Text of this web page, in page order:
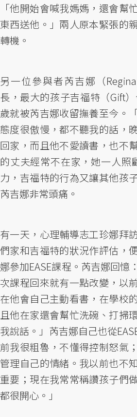
「他開始會喊我媽媽，還會幫
東西送他。」兩人原本緊張的
轉機。
另一位參與者芮吉娜（
長，最大的孩子吉福特（Gift
歲就被芮吉娜收留撫養至今。
態度很傲慢，都不聽我的話，
回家，而且他不愛讀書，也不
的丈夫經常不在家，她一人照
力，吉福特的行為又讓其他孩
芮吉娜非常頭痛。
有一天，心理輔導志工珍娜拜
們家和吉福特的狀況作評估，
娜參加EASE課程。芮吉娜回憶
次課程回來就有一點改變，以
在他會自己主動看書，在學校
且他在家還會幫忙洗碗、打掃
我說話。」芮吉娜自己也從
前我很粗魯，不懂得控制怒氣
管理自己的情緒。我以前也不
重要；現在我常常稱讚孩子們
都很開心。」